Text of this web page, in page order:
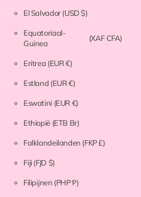
El Salvador(USD $)
Equatoriaal-
Guinea
(XAF CFA)
Eritrea (EUR €)
Estland (EUR €)
Eswatini (EUR €)
Ethiopië (ETB Br)
Falklandeilanden (FKP £)
Fiji(FJD $)
Filipijnen (PHP ₱)